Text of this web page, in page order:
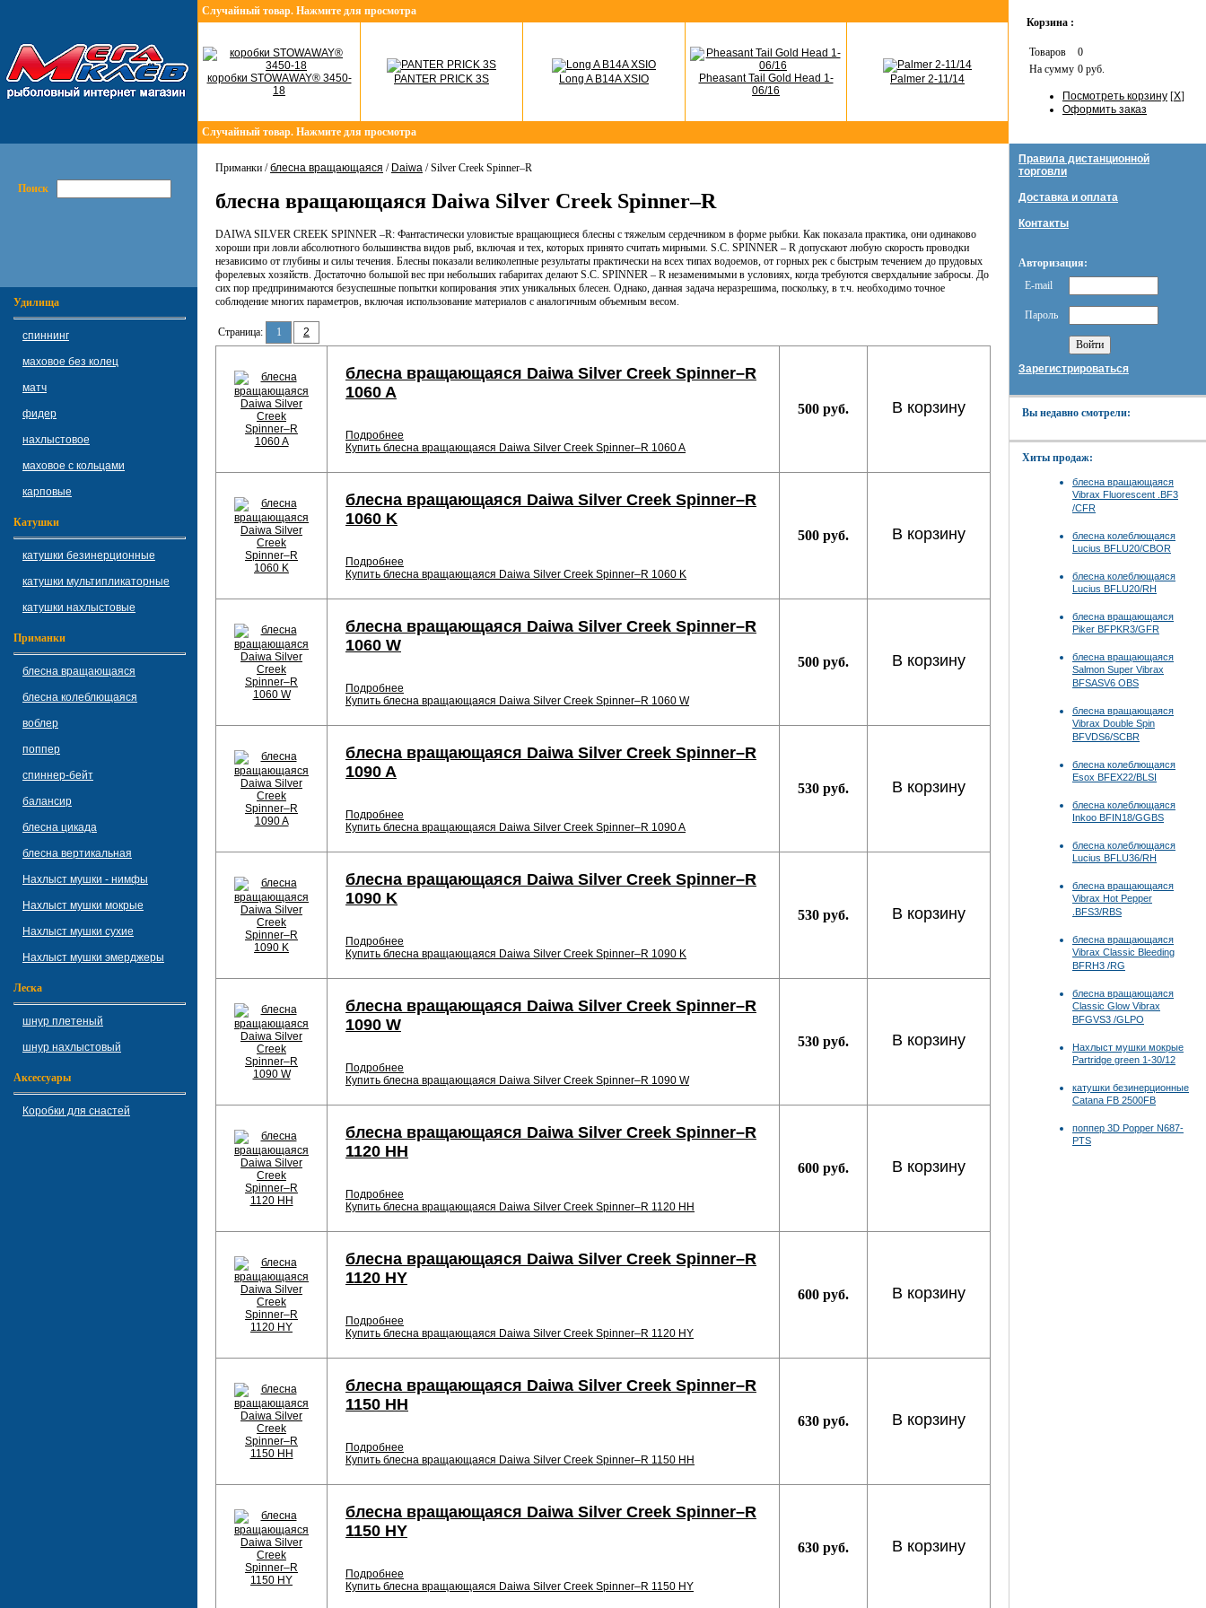
Случайный товар. Нажмите для просмотра
коробки STOWAWAY® 3450-
18
PANTER PRICK 3S Long A B14A XSIO
Pheasant Tail Gold Head 1-
06/16
Palmer 2-11/14
Случайный товар. Нажмите для просмотра
Корзина :
Товаров
0
На сумму 0 руб.
Посмотреть корзину [X]
Оформить заказ
Поиск
Удилища
спиннинг
маховое без колец
матч
фидер
нахлыстовое
маховое с кольцами
карповые
Катушки
катушки безинерционные
катушки мультипликаторные
катушки нахлыстовые
Приманки
блесна вращающаяся
блесна колеблющаяся
воблер
поппер
спиннер-бейт
балансир
блесна цикада
блесна вертикальная
Нахлыст мушки - нимфы
Нахлыст мушки мокрые
Нахлыст мушки сухие
Нахлыст мушки эмерджеры
Леска
шнур плетеный
шнур нахлыстовый
Аксессуары
Коробки для снастей
Приманки /блесна вращающаяся / Daiwa / Silver Creek Spinner–R
блесна вращающаяся Daiwa Silver Creek Spinner–R
DAIWA SILVER CREEK SPINNER –R: Фантастически уловистые вращающиеся блесны с тяжелым сердечником в форме рыбки. Как показала практика, они одинаково
хороши при ловли абсолютного большинства видов рыб, включая и тех, которых принято считать мирными. S.C. SPINNER – R допускают любую скорость проводки
независимо от глубины и силы течения. Блесны показали великолепные результаты практически на всех типах водоемов, от горных рек с быстрым течением до прудовых
форелевых хозяйств. Достаточно большой вес при небольших габаритах делают S.C. SPINNER – R незаменимыми в условиях, когда требуются сверхдальние забросы. До
сих пор предпринимаются безуспешные попытки копирования этих уникальных блесен. Однако, данная задача неразрешима, поскольку, в т.ч. необходимо точное
соблюдение многих параметров, включая использование материалов с аналогичным объемным весом.
Страница: 1 2
блесна вращающаяся Daiwa Silver Creek Spinner–R
1060 A
Подробнее
Купить блесна вращающаяся Daiwa Silver Creek Spinner–R 1060 A
500 руб. В корзину
блесна вращающаяся Daiwa Silver Creek Spinner–R
1060 K
Подробнее
Купить блесна вращающаяся Daiwa Silver Creek Spinner–R 1060 K
500 руб. В корзину
блесна вращающаяся Daiwa Silver Creek Spinner–R
1060 W
Подробнее
Купить блесна вращающаяся Daiwa Silver Creek Spinner–R 1060 W
500 руб. В корзину
блесна вращающаяся Daiwa Silver Creek Spinner–R
1090 A
Подробнее
Купить блесна вращающаяся Daiwa Silver Creek Spinner–R 1090 A
530 руб. В корзину
блесна вращающаяся Daiwa Silver Creek Spinner–R
1090 K
Подробнее
Купить блесна вращающаяся Daiwa Silver Creek Spinner–R 1090 K
530 руб. В корзину
блесна вращающаяся Daiwa Silver Creek Spinner–R
1090 W
Подробнее
Купить блесна вращающаяся Daiwa Silver Creek Spinner–R 1090 W
530 руб. В корзину
блесна вращающаяся Daiwa Silver Creek Spinner–R
1120 HH
Подробнее
Купить блесна вращающаяся Daiwa Silver Creek Spinner–R 1120 HH
600 руб. В корзину
блесна вращающаяся Daiwa Silver Creek Spinner–R
1120 HY
Подробнее
Купить блесна вращающаяся Daiwa Silver Creek Spinner–R 1120 HY
600 руб. В корзину
блесна вращающаяся Daiwa Silver Creek Spinner–R
1150 HH
Подробнее
Купить блесна вращающаяся Daiwa Silver Creek Spinner–R 1150 HH
630 руб. В корзину
блесна вращающаяся Daiwa Silver Creek Spinner–R
1150 HY
Подробнее
Купить блесна вращающаяся Daiwa Silver Creek Spinner–R 1150 HY
630 руб. В корзину
Правила дистанционной
торговли
Доставка и оплата
Контакты
Авторизация:
E-mail
Пароль
Зарегистрироваться
Вы недавно смотрели:
Хиты продаж:
блесна вращающаяся
Vibrax Fluorescent .BF3
/CFR
блесна колеблющаяся
Lucius BFLU20/CBOR
блесна колеблющаяся
Lucius BFLU20/RH
блесна вращающаяся
Piker BFPKR3/GFR
блесна вращающаяся
Salmon Super Vibrax
BFSASV6 OBS
блесна вращающаяся
Vibrax Double Spin
BFVDS6/SCBR
блесна колеблющаяся
Esox BFEX22/BLSI
блесна колеблющаяся
Inkoo BFIN18/GGBS
блесна колеблющаяся
Lucius BFLU36/RH
блесна вращающаяся
Vibrax Hot Pepper
.BFS3/RBS
блесна вращающаяся
Vibrax Classic Bleeding
BFRH3 /RG
блесна вращающаяся
Classic Glow Vibrax
BFGVS3 /GLPO
Нахлыст мушки мокрые
Partridge green 1-30/12
катушки безинерционные
Catana FB 2500FB
поппер 3D Popper N687-
PTS